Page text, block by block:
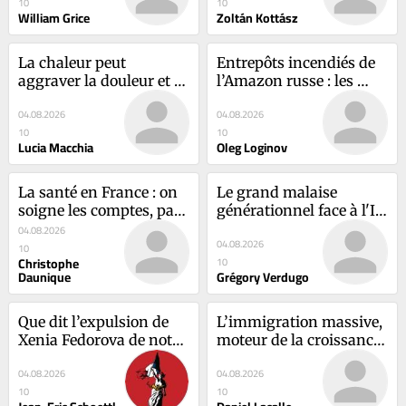
William Grice
son "Suicidal empathy"
Zoltán Kottász
La chaleur peut
aggraver la douleur et
04.08.2026
10
Lucia Macchia
Entrepôts incendiés de
l’Amazon russe : les
récentes attaques
ukrainiennes
04.08.2026
10
Oleg Loginov
La santé en France : on
soigne les comptes, pas
le système
04.08.2026
10
Christophe
Daunique
Le grand malaise
générationnel face à l'IA
- entre destruction des
débouchés
professionnels et perte
de sens des études. Un
miroir de ce que
ressentent les jeunes
Européens
04.08.2026
10
Grégory Verdugo
Que dit l’expulsion de
Xenia Fedorova de notre
04.08.2026
10
L’immigration massive,
moteur de la croissance
dangereuses illusions
économiques de Pedro
04.08.2026
10